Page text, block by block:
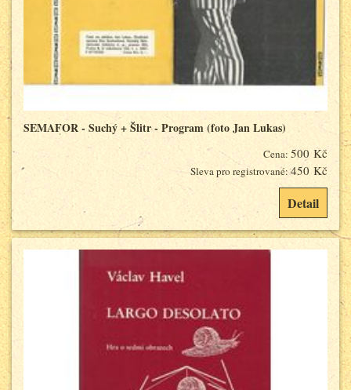
SEMAFOR - Suchý + Šlitr - Program (foto Jan Lukas)
Cena: 500 Kč
Sleva pro registrované:450 Kč
Detail